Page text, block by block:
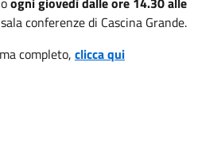
conferenze di Cascina Grande.
completo, clicca qui